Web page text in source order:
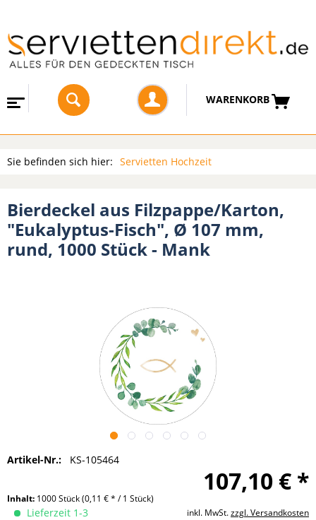
WARENKORB
Sie befinden sich hier: Servietten Hochzeit
Bierdeckel aus Filzpappe/Karton,
"Eukalyptus-Fisch", Ø 107 mm,
rund, 1000 Stück - Mank
Artikel-Nr.: KS-105464
107,10 € *
Inhalt: 1000 Stück(0,11 € * / 1 Stück)
inkl. MwSt.zzgl. Versandkosten
Lieferzeit 1-3